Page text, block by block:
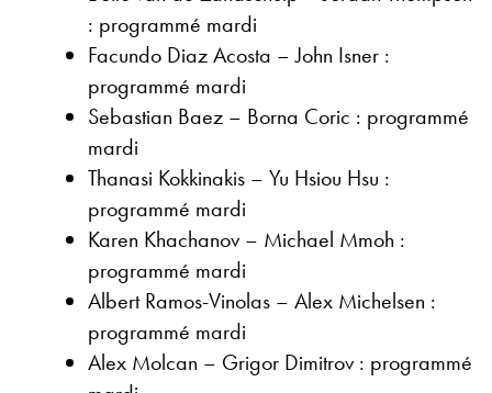
: programmé mardi
Facundo Diaz Acosta – John Isner :
programmé mardi
Sebastian Baez – Borna Coric : programmé
mardi
Thanasi Kokkinakis – Yu Hsiou Hsu :
programmé mardi
Karen Khachanov – Michael Mmoh :
programmé mardi
Albert Ramos-Vinolas – Alex Michelsen :
programmé mardi
Alex Molcan – Grigor Dimitrov : programmé